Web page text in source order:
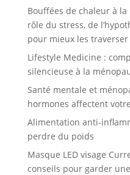
Bouffées de chaleur à
rôle du stress, de
pour mieux les traverser
Lifestyle Medicine :
silencieuse à la
Santé mentale et
hormones affectent
Alimentation anti-
perdre du poids
Masque LED visage
conseils pour garder